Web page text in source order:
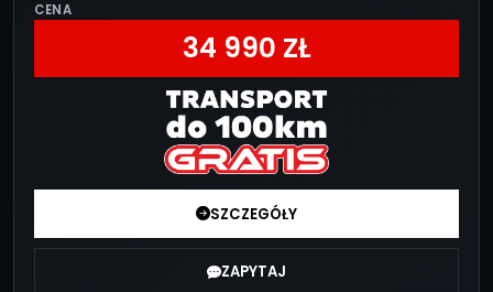
CENA
34 990 ZŁ
SZCZEGÓŁY
ZAPYTAJ